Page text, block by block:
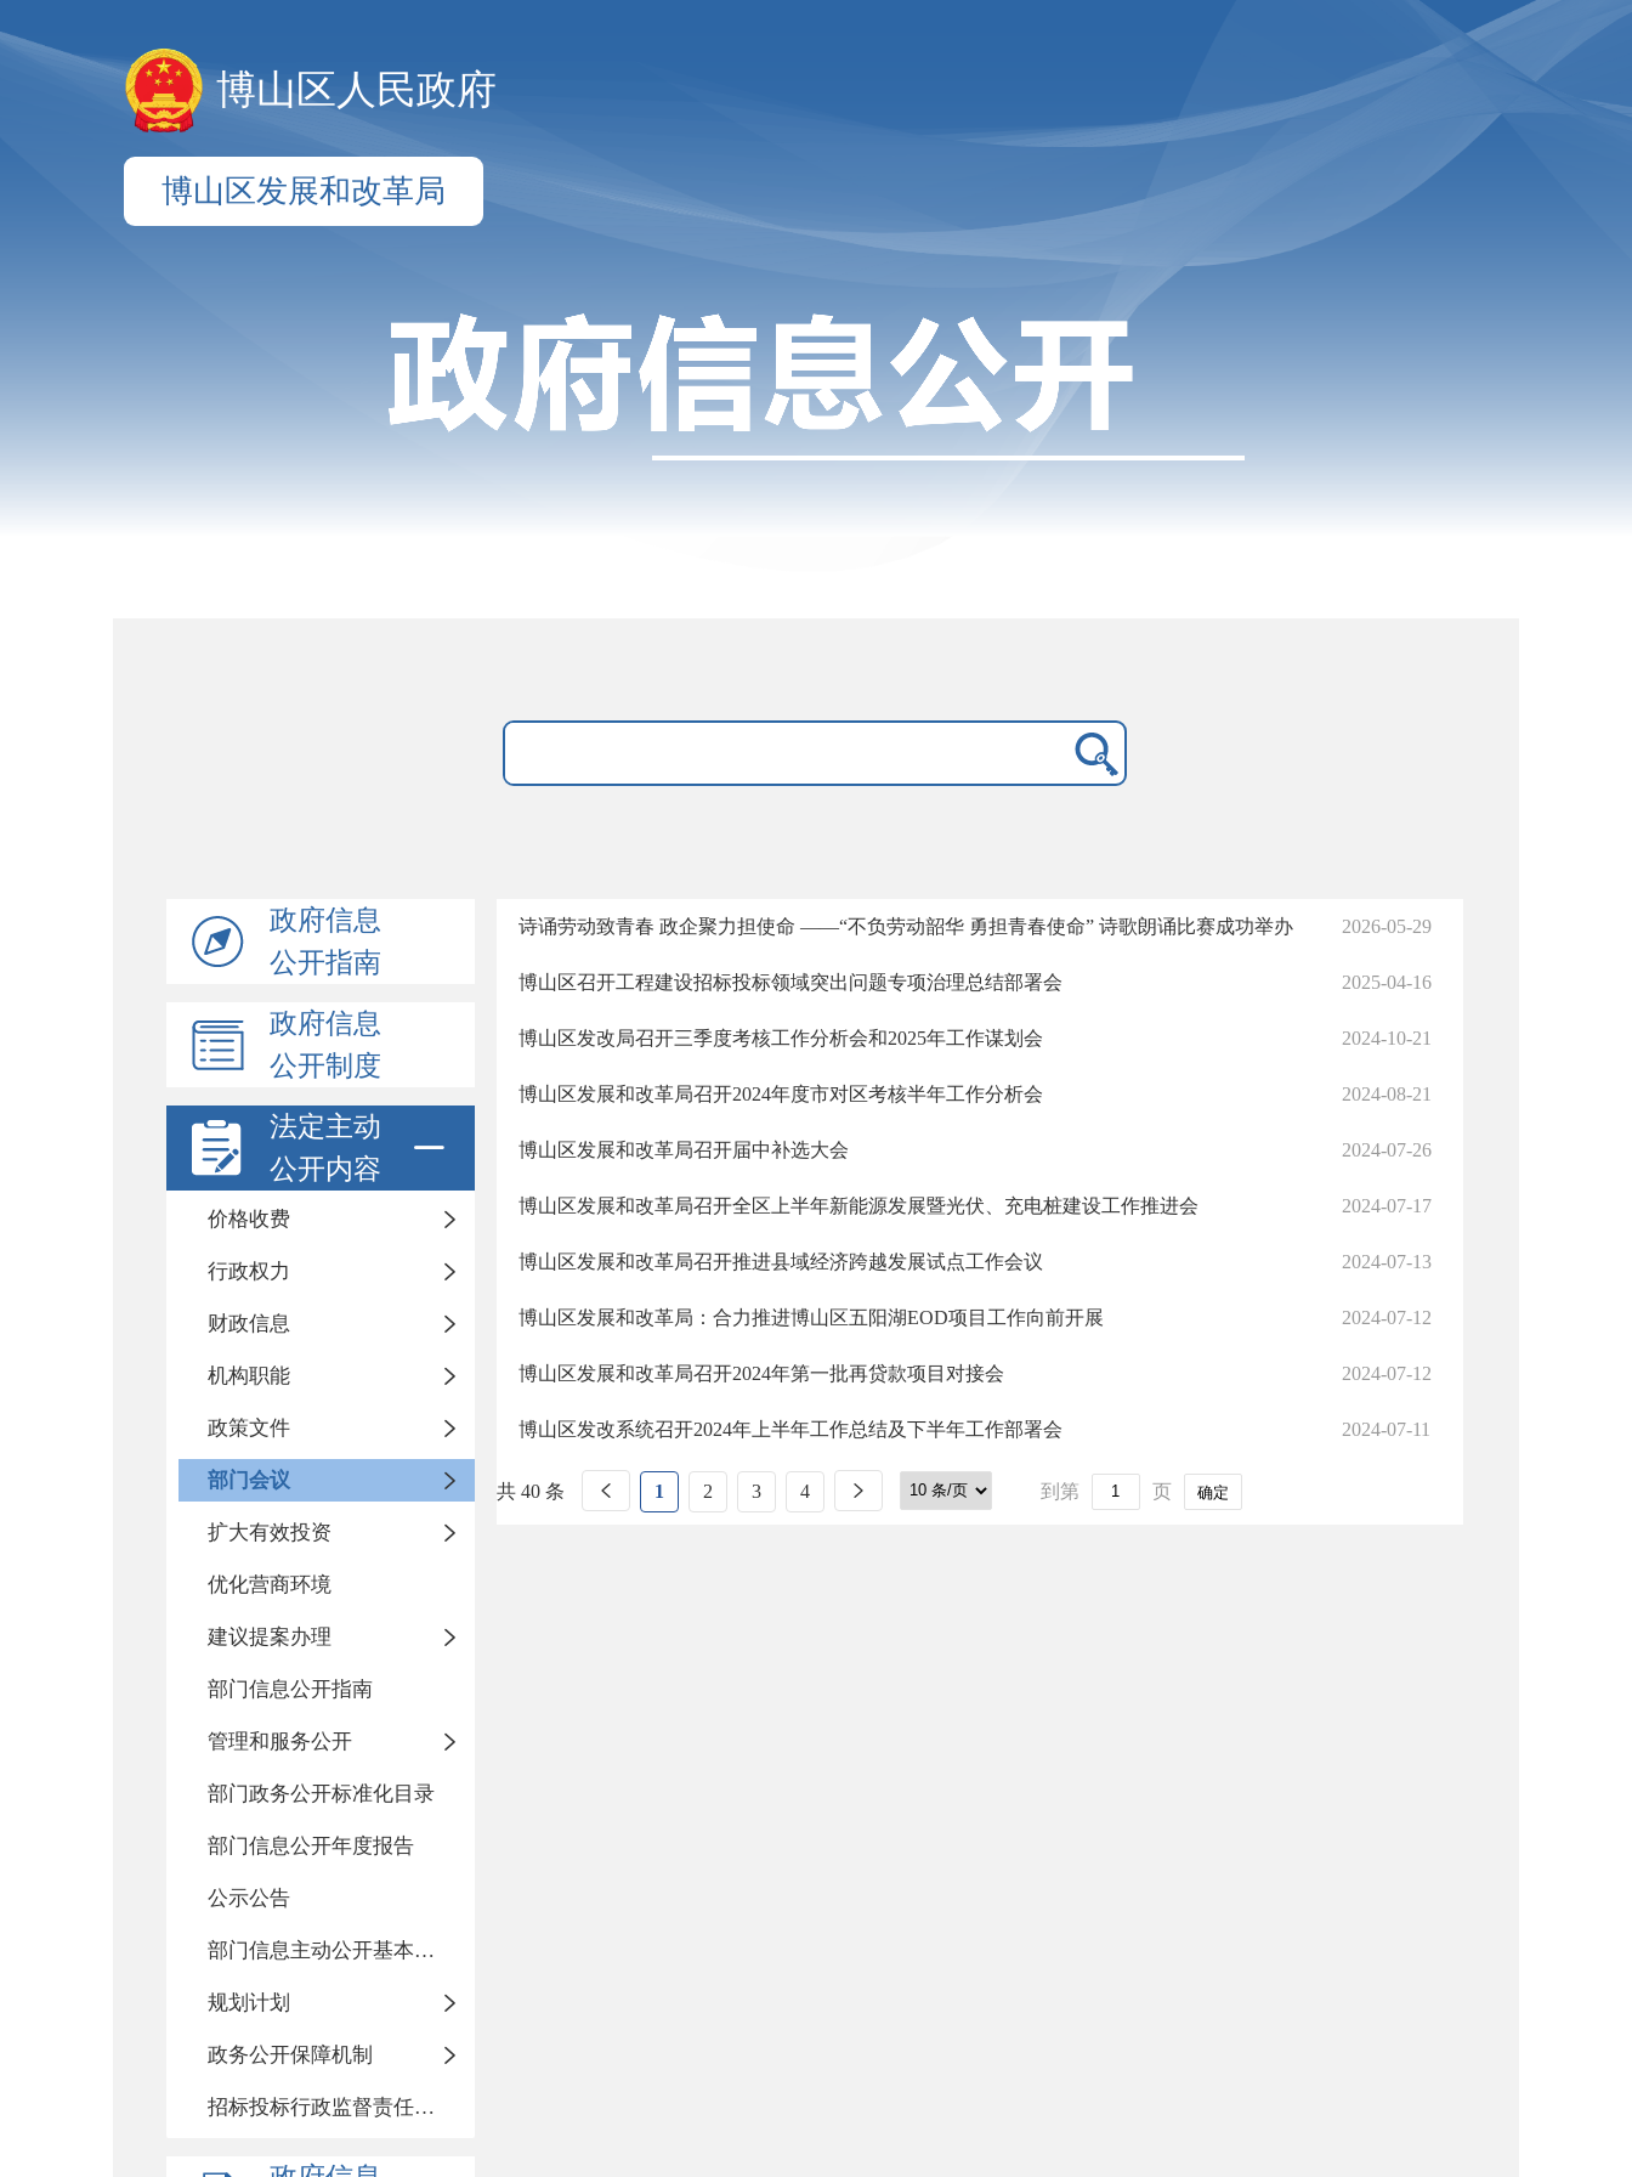
博山区人民政府
博山区发展和改革局
政府信息
公开指南
政府信息
公开制度
法定主动
公开内容
价格收费
行政权力
财政信息
机构职能
政策文件
部门会议
扩大有效投资
优化营商环境
建议提案办理
部门信息公开指南
管理和服务公开
部门政务公开标准化目录
部门信息公开年度报告
公示公告
部门信息主动公开基本目录
规划计划
政务公开保障机制
招标投标行政监督责任清单
诗诵劳动致青春 政企聚力担使命 ——“不负劳动韶华 勇担青春使命” 诗歌朗诵比赛成功举办 2026-05-29
博山区召开工程建设招标投标领域突出问题专项治理总结部署会 2025-04-16
博山区发改局召开三季度考核工作分析会和2025年工作谋划会 2024-10-21
博山区发展和改革局召开2024年度市对区考核半年工作分析会 2024-08-21
博山区发展和改革局召开届中补选大会 2024-07-26
博山区发展和改革局召开全区上半年新能源发展暨光伏、充电桩建设工作推进会 2024-07-17
博山区发展和改革局召开推进县域经济跨越发展试点工作会议 2024-07-13
博山区发展和改革局：合力推进博山区五阳湖EOD项目工作向前开展 2024-07-12
博山区发展和改革局召开2024年第一批再贷款项目对接会 2024-07-12
博山区发改系统召开2024年上半年工作总结及下半年工作部署会 2024-07-11
共 40 条 1 2 3 4 到第 页 确定